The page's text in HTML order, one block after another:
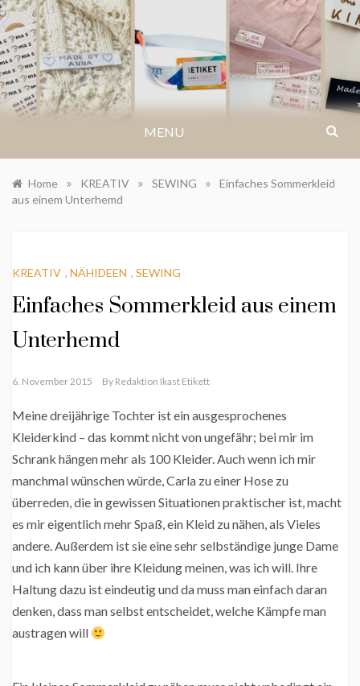
Skip
to
content
IKASTETIKETT.AT
MENU
Home » KREATIV » SEWING »
Einfaches Sommerkleid
aus einem Unterhemd
KREATIV , NÄHIDEEN , SEWING
Einfaches Sommerkleid aus einem
Unterhemd
6. November 2015 By Redaktion Ikast Etikett
Meine dreijährige Tochter ist ein ausgesprochenes
Kleiderkind – das kommt nicht von ungefähr; bei mir im
Schrank hängen mehr als 100 Kleider. Auch wenn ich mir
manchmal wünschen würde, Carla zu einer Hose zu
überreden, die in gewissen Situationen praktischer ist, macht
es mir eigentlich mehr Spaß, ein Kleid zu nähen, als Vieles
andere. Außerdem ist sie eine sehr selbständige junge Dame
und ich kann über ihre Kleidung meinen, was ich will. Ihre
Haltung dazu ist eindeutig und da muss man einfach daran
denken, dass man selbst entscheidet, welche Kämpfe man
austragen will